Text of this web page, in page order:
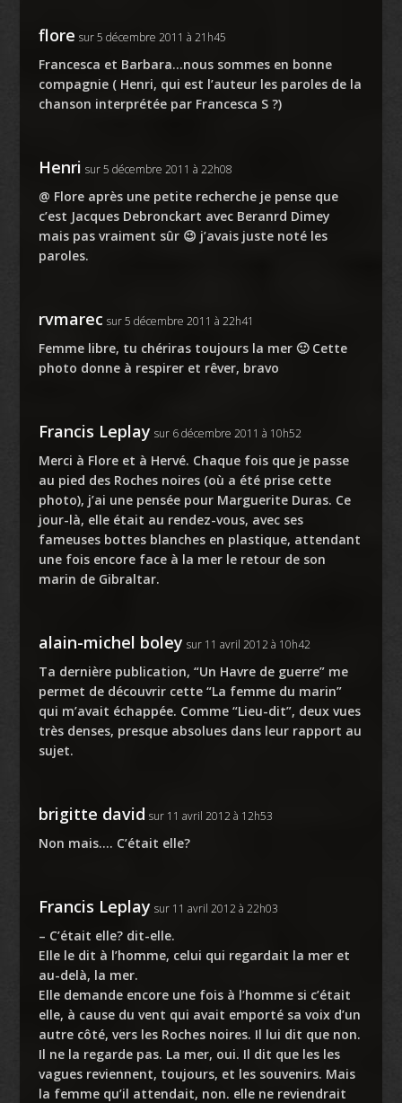
flore sur 5 décembre 2011 à 21h45
Francesca et Barbara…nous sommes en bonne
compagnie ( Henri, qui est l’auteur les paroles de la
chanson interprétée par Francesca S ?)
Henri sur 5 décembre 2011 à 22h08
@ Flore après une petite recherche je pense que
c’est Jacques Debronckart avec Beranrd Dimey
mais pas vraiment sûr 😉 j’avais juste noté les
paroles.
rvmarec sur 5 décembre 2011 à 22h41
Femme libre, tu chériras toujours la mer 🙂 Cette
photo donne à respirer et rêver, bravo
Francis Leplay sur 6 décembre 2011 à 10h52
Merci à Flore et à Hervé. Chaque fois que je passe
au pied des Roches noires (où a été prise cette
photo), j’ai une pensée pour Marguerite Duras. Ce
jour-là, elle était au rendez-vous, avec ses
fameuses bottes blanches en plastique, attendant
une fois encore face à la mer le retour de son
marin de Gibraltar.
alain-michel boley sur 11 avril 2012 à 10h42
Ta dernière publication, “Un Havre de guerre” me
permet de découvrir cette “La femme du marin”
qui m’avait échappée. Comme “Lieu-dit”, deux vues
très denses, presque absolues dans leur rapport au
sujet.
brigitte david sur 11 avril 2012 à 12h53
Non mais…. C’était elle?
Francis Leplay sur 11 avril 2012 à 22h03
– C’était elle? dit-elle.
Elle le dit à l’homme, celui qui regardait la mer et
au-delà, la mer.
Elle demande encore une fois à l’homme si c’était
elle, à cause du vent qui avait emporté sa voix d’un
autre côté, vers les Roches noires. Il lui dit que non.
Il ne la regarde pas. La mer, oui. Il dit que les les
vagues reviennent, toujours, et les souvenirs. Mais
la femme qu’il attendait, non. elle ne reviendrait